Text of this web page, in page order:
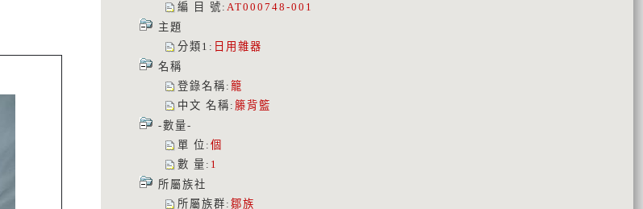
編 目 號 : AT000748-001
主題
分類1 : 日用雜器
名稱
登錄名稱 : 籠
中文 名稱 : 籐背籃
-數量-
單 位 : 個
數 量 : 1
所屬族社
所屬族群 : 鄒族